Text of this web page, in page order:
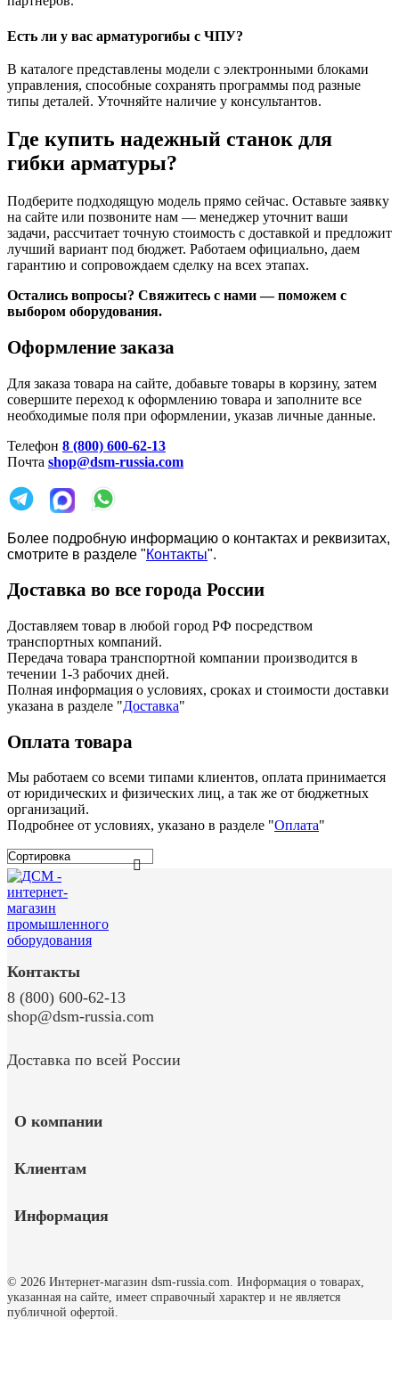
Есть ли у вас арматурогибы с ЧПУ?
В каталоге представлены модели с электронными блоками
управления, способные сохранять программы под разные
типы деталей. Уточняйте наличие у консультантов.
Где купить надежный станок для
гибки арматуры?
Подберите подходящую модель прямо сейчас. Оставьте заявку
на сайте или позвоните нам — менеджер уточнит ваши
задачи, рассчитает точную стоимость с доставкой и предложит
лучший вариант под бюджет. Работаем официально, даем
гарантию и сопровождаем сделку на всех этапах.
Остались вопросы? Свяжитесь с нами — поможем с
выбором оборудования.
Оформление заказа
Для заказа товара на сайте, добавьте товары в корзину, затем
совершите переход к оформлению товара и заполните все
необходимые поля при оформлении, указав личные данные.
Телефон 8 (800) 600-62-13
Почта shop@dsm-russia.com
Более подробную информацию о контактах и реквизитах,
смотрите в разделе "Контакты".
Доставка во все города России
Доставляем товар в любой город РФ посредством
транспортных компаний.
Передача товара транспортной компании производится в
течении 1-3 рабочих дней.
Полная информация о условиях, сроках и стоимости доставки
указана в разделе "Доставка"
Оплата товара
Мы работаем со всеми типами клиентов, оплата принимается
от юридических и физических лиц, а так же от бюджетных
организаций.
Подробнее от условиях, указано в разделе "Оплата"
О компании
Клиентам
Информация
Контакты
8 (800) 600-62-13
shop@dsm-russia.com
Доставка по всей России
© 2026 Интернет-магазин dsm-russia.com. Информация о товарах,
указанная на сайте, имеет справочный характер и не является
публичной офертой.